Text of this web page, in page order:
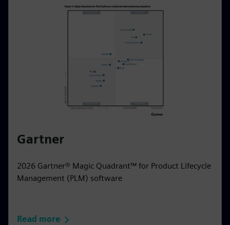
Gartner
2026 Gartner® Magic Quadrant™ for Product Lifecycle
Management (PLM) software
Read more